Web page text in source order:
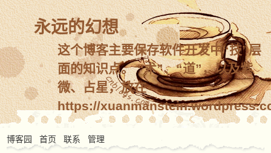
永远的幻想
这个博客主要保存软件开发中“技”层
面的知识点。 “术”、“道”，以及紫
微、占星，放在
https://
博客园 首页 联系 管理